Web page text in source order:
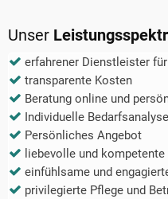
Unser
erfahrener Dienstleister
transparente Kosten
Beratung online und
Individuelle Bedarfsanalyse
Persönliches Angebot
liebevolle und
einfühlsame und
privilegierte Pflege und